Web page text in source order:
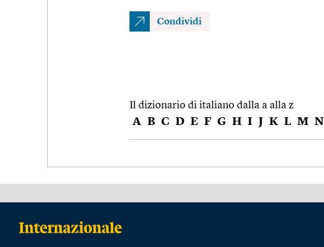
Condividi
Il dizionario di italiano dalla a alla z
A B C D E F G H I J K L M N